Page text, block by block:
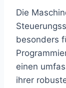
Die
besonders
einen
ihrer